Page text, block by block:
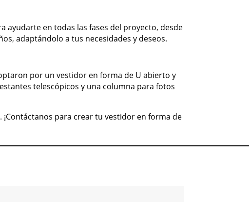
ayudarte en todas las fases del proyecto, desde
adaptándolo a tus necesidades y deseos.
por un vestidor en forma de U abierto y
telescópicos y una columna para fotos
para crear tu vestidor en forma de